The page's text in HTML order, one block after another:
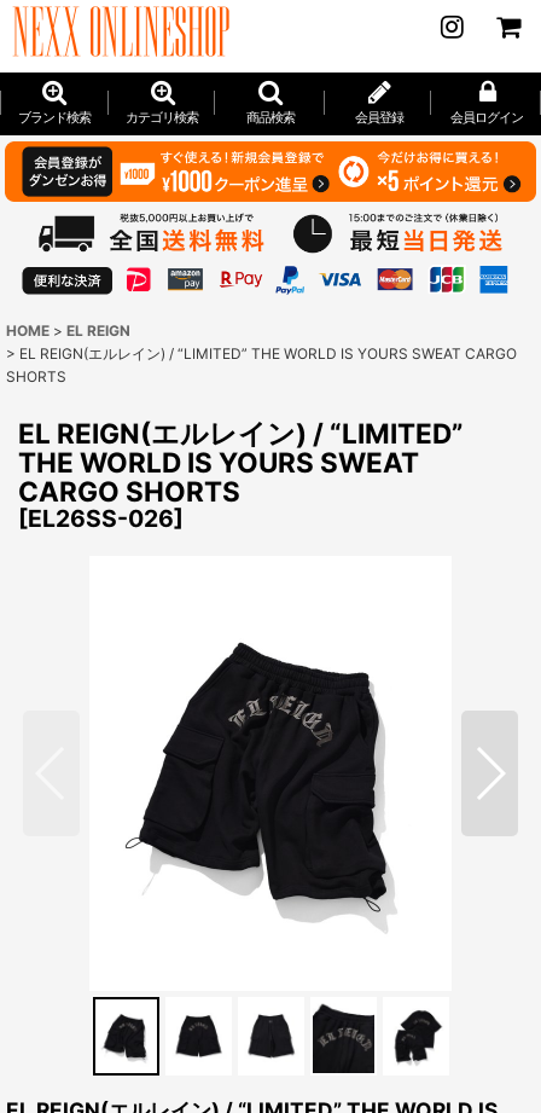
ブランド検索 カテゴリ検索 商品検索 会員登録 会員ログイン
HOME > EL REIGN
> EL REIGN(エルレイン) / “LIMITED” THE WORLD IS YOURS SWEAT CARGO
SHORTS
EL REIGN(エルレイン) / “LIMITED”
THE WORLD IS YOURS SWEAT
CARGO SHORTS
[EL26SS-026]